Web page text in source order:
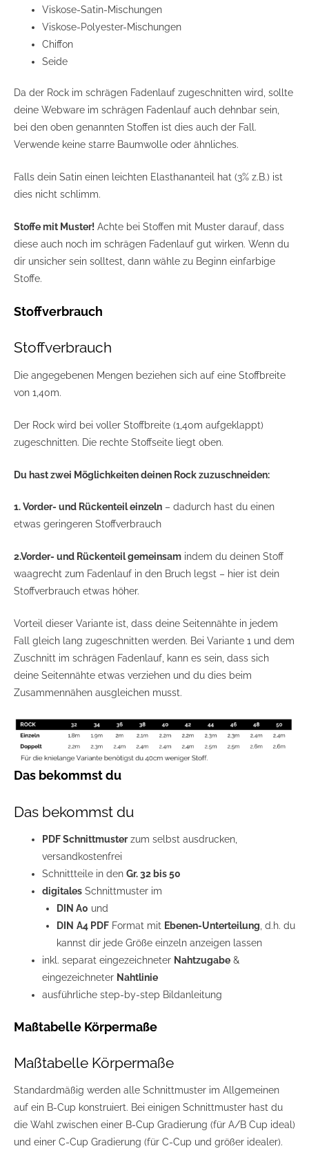
Viskose-Satin-Mischungen
Viskose-Polyester-Mischungen
Chiffon
Seide
Da der Rock im schrägen Fadenlauf zugeschnitten wird, sollte
deine Webware im schrägen Fadenlauf auch dehnbar sein,
bei den oben genannten Stoffen ist dies auch der Fall.
Verwende keine starre Baumwolle oder ähnliches.
Falls dein Satin einen leichten Elasthananteil hat (3% z.B.) ist
dies nicht schlimm.
Stoffe mit Muster! Achte bei Stoffen mit Muster darauf, dass
diese auch noch im schrägen Fadenlauf gut wirken. Wenn du
dir unsicher sein solltest, dann wähle zu Beginn einfarbige
Stoffe.
Stoffverbrauch
Stoffverbrauch
Die angegebenen Mengen beziehen sich auf eine Stoffbreite
von 1,40m.
Der Rock wird bei voller Stoffbreite (1,40m aufgeklappt)
zugeschnitten. Die rechte Stoffseite liegt oben.
Du hast zwei Möglichkeiten deinen Rock zuzuschneiden:
1. Vorder- und Rückenteil einzeln – dadurch hast du einen
etwas geringeren Stoffverbrauch
2.Vorder- und Rückenteil gemeinsam indem du deinen Stoff
waagrecht zum Fadenlauf in den Bruch legst – hier ist dein
Stoffverbrauch etwas höher.
Vorteil dieser Variante ist, dass deine Seitennähte in jedem
Fall gleich lang zugeschnitten werden. Bei Variante 1 und dem
Zuschnitt im schrägen Fadenlauf, kann es sein, dass sich
deine Seitennähte etwas verziehen und du dies beim
Zusammennähen ausgleichen musst.
Das bekommst du
Das bekommst du
PDF Schnittmusterzum selbst ausdrucken,
versandkostenfrei
Schnittteile in denGr. 32 bis 50
digitales Schnittmuster im
DIN A0 und
DIN A4 PDFFormat mit Ebenen-Unterteilung , d.h. du
kannst dir jede Größe einzeln anzeigen lassen
inkl. separat eingezeichneter Nahtzugabe &
eingezeichneter Nahtlinie
ausführliche step-by-step Bildanleitung
Maßtabelle Körpermaße
Maßtabelle Körpermaße
Standardmäßig werden alle Schnittmuster im Allgemeinen
auf ein B-Cup konstruiert. Bei einigen Schnittmuster hast du
die Wahl zwischen einer B-Cup Gradierung (für A/B Cup ideal)
und einer C-Cup Gradierung (für C-Cup und größer idealer).